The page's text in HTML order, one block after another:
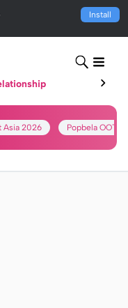
Install
Asia 2026 Popbela OOTD